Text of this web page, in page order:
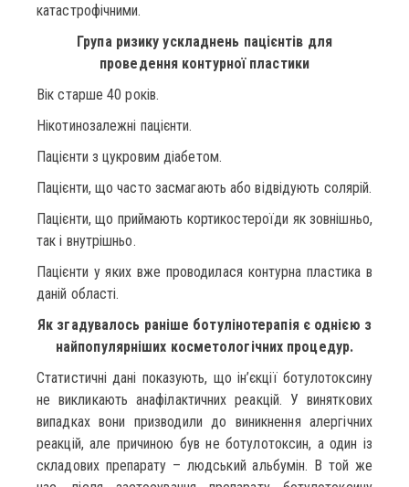
катастрофічними.
Група ризику ускладнень пацієнтів для
проведення контурної пластики
Вік старше 40 років.
Нікотинозалежні пацієнти.
Пацієнти з цукровим діабетом.
Пацієнти, що часто засмагають або відвідують солярій.
Пацієнти, що приймають кортикостероїди як зовнішньо,
так і внутрішньо.
Пацієнти у яких вже проводилася контурна пластика в
даній області.
Як згадувалось раніше ботулінотерапія є однією з
найпопулярніших косметологічних процедур.
Статистичні дані показують, що ін’єкції ботулотоксину
не викликають анафілактичних реакцій. У виняткових
випадках вони призводили до виникнення алергічних
реакцій, але причиною був не ботулотоксин, а один із
складових препарату – людський альбумін. В той же